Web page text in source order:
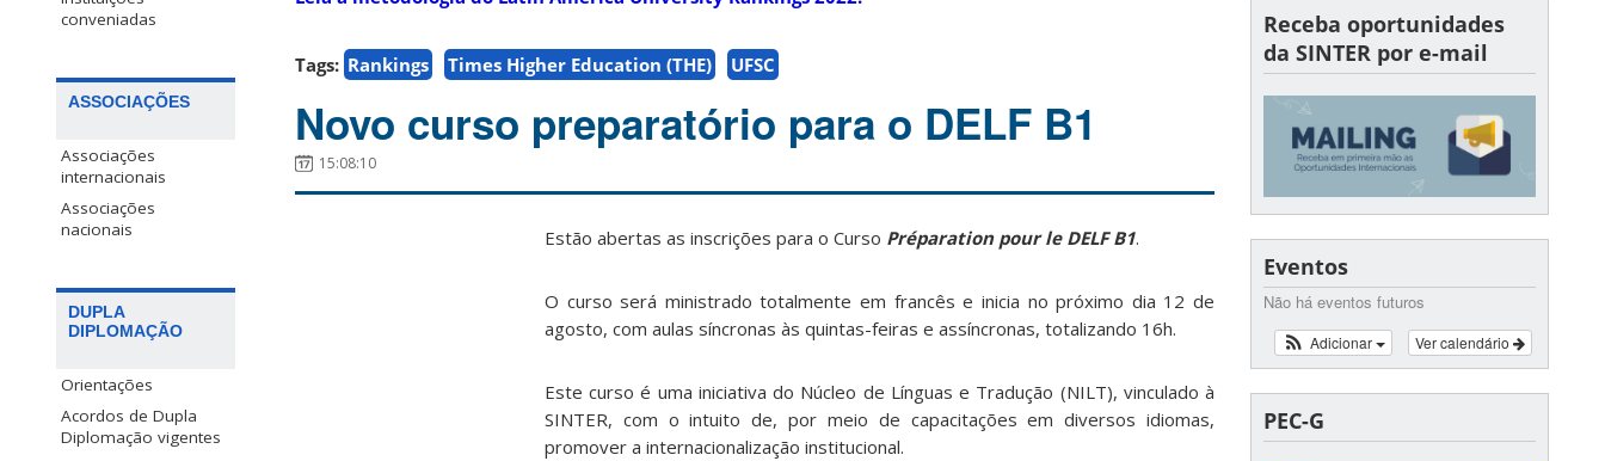
conveniadas
ASSOCIAÇÕES
Associações
internacionais
Associações
nacionais
DUPLA
DIPLOMAÇÃO
Orientações
Acordos de Dupla
Diplomação vigentes
Tags: Rankings Times Higher Education (THE) UFSC
Novo curso preparatório para o DELF B1
15:08:10
Estão abertas as inscrições para o Curso Préparation pour le DELF B1.
O curso será ministrado totalmente em francês e inicia no próximo dia 12 de
agosto, com aulas síncronas às quintas-feiras e assíncronas, totalizando 16h.
Este curso é uma iniciativa do Núcleo de Línguas e Tradução (NILT), vinculado à
SINTER, com o intuito de, por meio de capacitações em diversos idiomas,
promover a internacionalização institucional.
Receba oportunidades
da SINTER por e-mail
Eventos
Não há eventos futuros
Ver calendário
Adicionar
PEC-G